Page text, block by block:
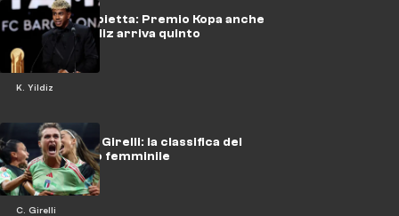
K. Yildiz
Yamal fa doppietta: Premio Kopa anche
nel 2025, Yildiz arriva quinto
C. Girelli
Da Cantore a Girelli: la classifica del
Pallone d'Oro femminile